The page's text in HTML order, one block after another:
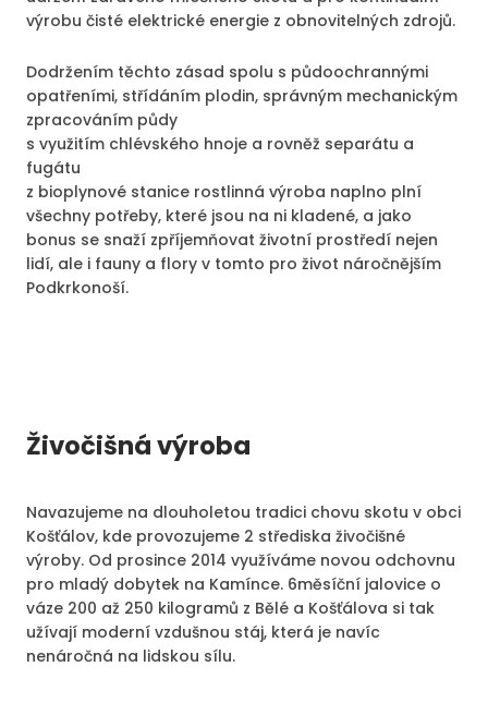
výrobu čisté elektrické energie z obnovitelných zdrojů.
Dodržením těchto zásad spolu s půdoochrannými
opatřeními, střídáním plodin, správným mechanickým
zpracováním půdy
s využitím chlévského hnoje a rovněž separátu a
fugátu
z bioplynové stanice rostlinná výroba naplno plní
všechny potřeby, které jsou na ni kladené, a jako
bonus se snaží zpříjemňovat životní prostředí nejen
lidí, ale i fauny a flory v tomto pro život náročnějším
Podkrkonoší.
Živočišná výroba
Navazujeme na dlouholetou tradici chovu skotu v obci
Košťálov, kde provozujeme 2 střediska živočišné
výroby. Od prosince 2014 využíváme novou odchovnu
pro mladý dobytek na Kamínce. 6měsíční jalovice o
váze 200 až 250 kilogramů z Bělé a Košťálova si tak
užívají moderní vzdušnou stáj, která je navíc
nenáročná na lidskou sílu.